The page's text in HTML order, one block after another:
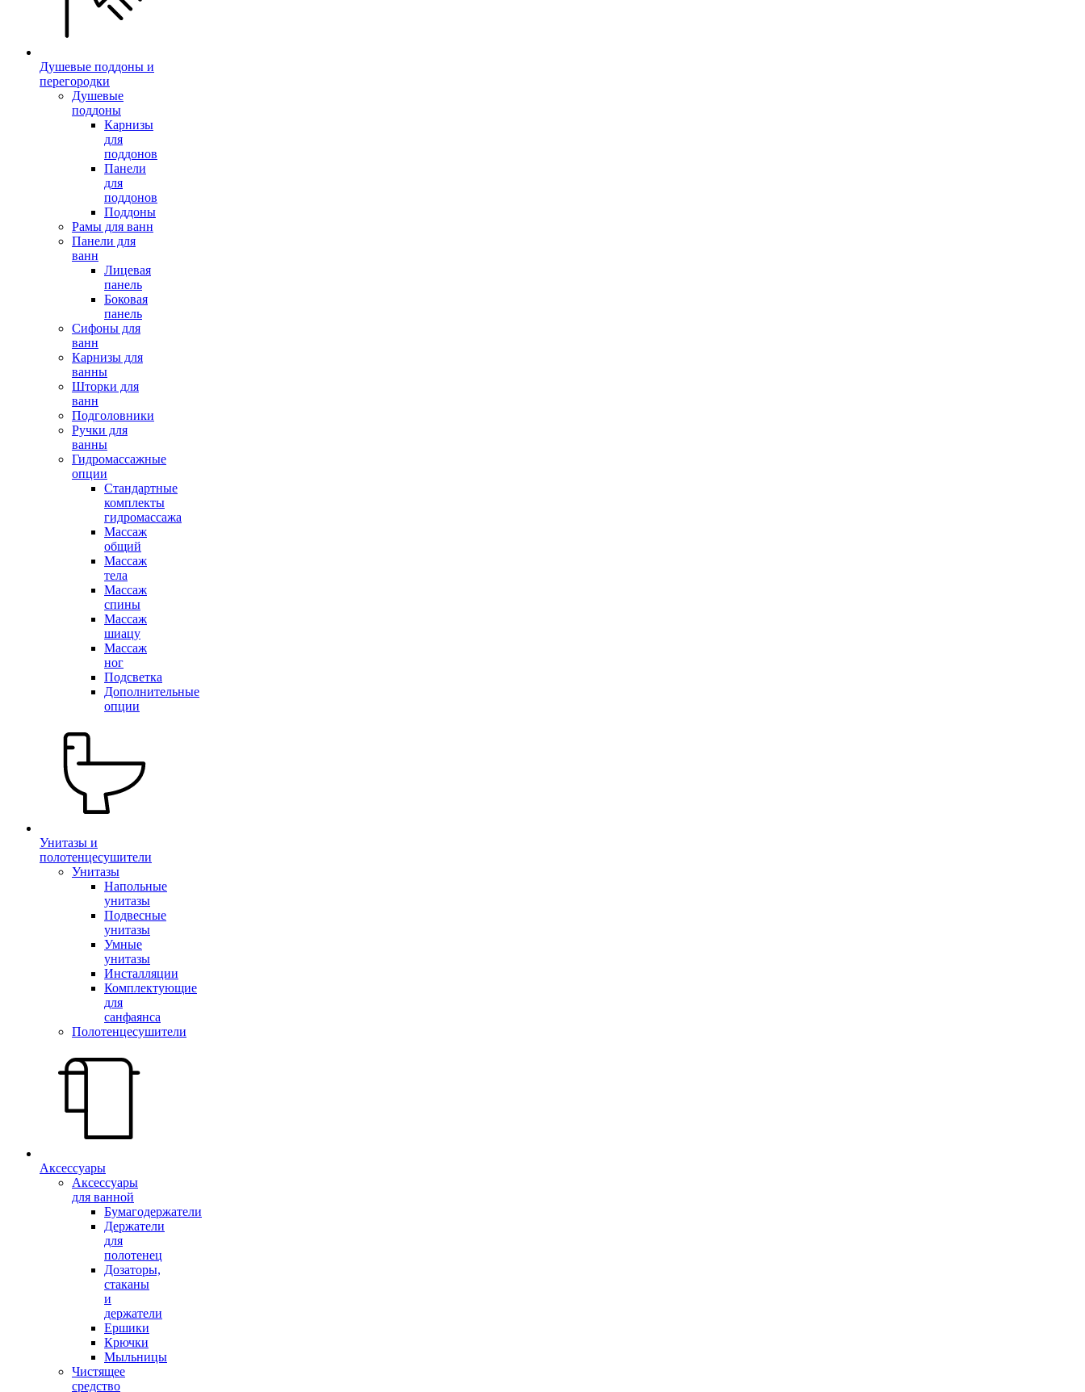
Душевые поддоны и
перегородки
Душевые
поддоны
Карнизы
для
поддонов
Панели
для
поддонов
Поддоны
Рамы для ванн
Панели для
ванн
Лицевая
панель
Боковая
панель
Сифоны для
ванн
Карнизы для
ванны
Шторки для
ванн
Подголовники
Ручки для
ванны
Гидромассажные
опции
Стандартные
комплекты
гидромассажа
Массаж
общий
Массаж
тела
Массаж
спины
Массаж
шиацу
Массаж
ног
Подсветка
Дополнительные
опции
Унитазы и
полотенцесушители
Унитазы
Напольные
унитазы
Подвесные
унитазы
Умные
унитазы
Инсталляции
Комплектующие
для
санфаянса
Полотенцесушители
Аксессуары
Аксессуары
для ванной
Бумагодержатели
Держатели
для
полотенец
Дозаторы,
стаканы
и
держатели
Ершики
Крючки
Мыльницы
Чистящее
средство